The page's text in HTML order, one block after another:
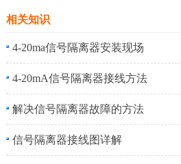
相关知识
4-20ma信号隔离器安装现场
4-20mA信号隔离器接线方法
解决信号隔离器故障的方法
信号隔离器接线图详解